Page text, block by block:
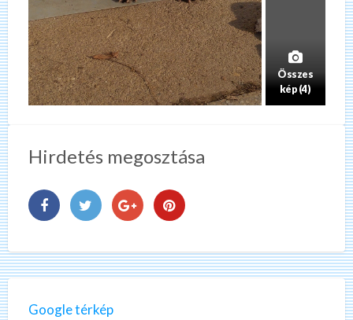
Összes
kép (4)
Hirdetés megosztása
Google térkép